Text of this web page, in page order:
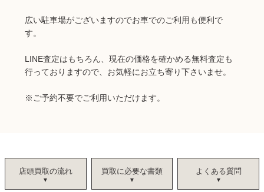
広い駐車場がございますのでお車でのご利用も便利で
す。
LINE査定はもちろん、現在の価格を確かめる無料査定も
行っておりますので、お気軽にお立ち寄り下さいませ。
※ご予約不要でご利用いただけます。
店頭買取の流れ 買取に必要な書類 よくある質問